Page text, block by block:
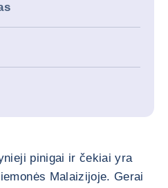
pinigai ir čekiai yra
Malaizijoje. Gerai